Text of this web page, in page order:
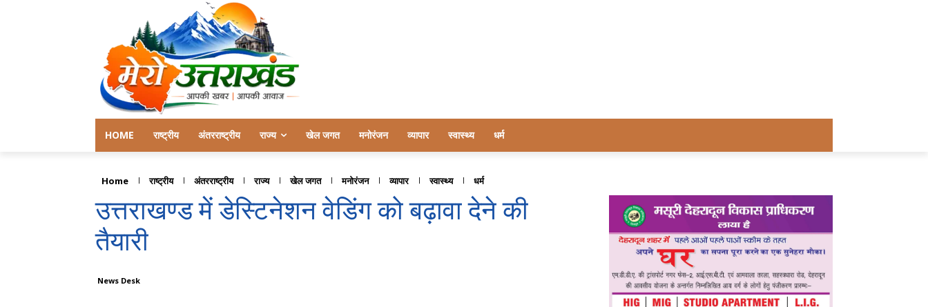
HOME राष्ट्रीय अंतरराष्ट्रीय राज्य खेल जगत मनोरंजन व्यापार स्वास्थ्य धर्म
Home राष्ट्रीय अंतरराष्ट्रीय राज्य खेल जगत मनोरंजन व्यापार स्वास्थ्य धर्म
उत्तराखण्ड में डेस्टिनेशन वेडिंग को बढ़ावा देने की
तैयारी
News Desk